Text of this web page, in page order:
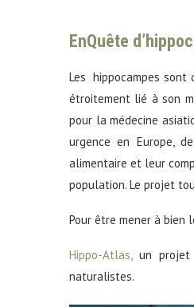
EnQuête
Les hippocampes sont
étroitement lié à son
pour la médecine
urgence en Europe,
alimentaire et leur
population. Le projet
Pour être mener à
Hippo-Atlas,
un projet
naturalistes.